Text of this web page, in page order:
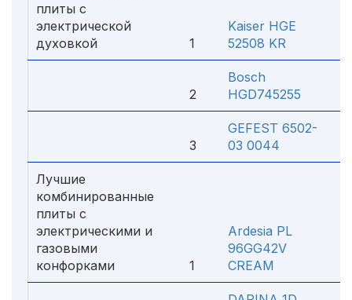
плиты с
электрической
духовкой
1
Kaiser HGE
52508 KR
2
Bosch
HGD745255
3
GEFEST 6502-
03 0044
Лучшие
комбинированные
плиты с
электрическими и
газовыми
конфорками
1
Ardesia PL
96GG42V
CREAM